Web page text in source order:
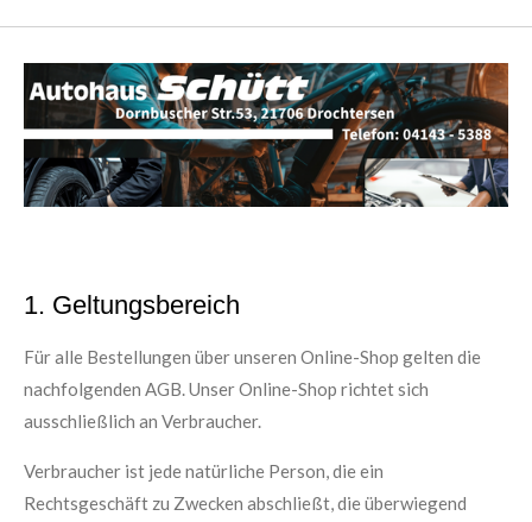
1. Geltungsbereich
Für alle Bestellungen über unseren Online-Shop gelten die
nachfolgenden AGB. Unser Online-Shop richtet sich
ausschließlich an Verbraucher.
Verbraucher ist jede natürliche Person, die ein
Rechtsgeschäft zu Zwecken abschließt, die überwiegend